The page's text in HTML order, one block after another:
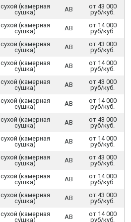
сухой (камерная
сушка)
АВ
от 43 000
руб/куб.
сухой (камерная
сушка)
АВ
от 14 000
руб/куб.
сухой (камерная
сушка)
АВ
от 43 000
руб/куб.
сухой (камерная
сушка)
АВ
от 14 000
руб/куб.
сухой (камерная
сушка)
АВ
от 43 000
руб/куб.
сухой (камерная
сушка)
АВ
от 14 000
руб/куб.
сухой (камерная
сушка)
АВ
от 43 000
руб/куб.
сухой (камерная
сушка)
АВ
от 14 000
руб/куб.
сухой (камерная
сушка)
АВ
от 43 000
руб/куб.
сухой (камерная
сушка)
АВ
от 14 000
руб/куб.
сухой (камерная
сушка)
АВ
от 43 000
руб/куб.
сухой (камерная
сушка)
АВ
от 14 000
руб/куб.